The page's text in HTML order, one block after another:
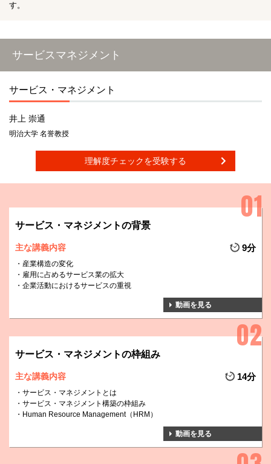
す。
サービスマネジメント
サービス・マネジメント
井上 崇通
明治大学 名誉教授
理解度チェックを受験する
サービス・マネジメントの背景
主な講義内容 9分
産業構造の変化
雇用に占めるサービス業の拡大
企業活動におけるサービスの重視
動画を見る
サービス・マネジメントの枠組み
主な講義内容 14分
サービス・マネジメントとは
サービス・マネジメント構築の枠組み
Human Resource Management（HRM）
動画を見る